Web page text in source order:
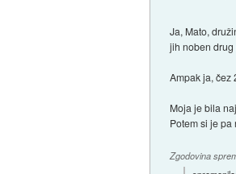
Ja, Mato,
jih noben
Ampak ja, čez
Moja je bila
Potem si je
Zgodovina